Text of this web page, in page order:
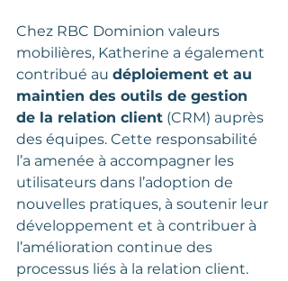
Chez RBC Dominion valeurs
mobilières, Katherine a également
contribué au déploiement et au
maintien des outils de gestion
de la relation client (CRM) auprès
des équipes. Cette responsabilité
l’a amenée à accompagner les
utilisateurs dans l’adoption de
nouvelles pratiques, à soutenir leur
développement et à contribuer à
l’amélioration continue des
processus liés à la relation client.